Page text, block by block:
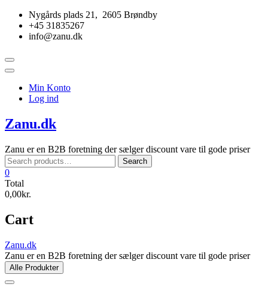
Skip
content
Nygårds plads 21, 2605 Brøndby
+45 31835267
info@zanu.dk
Topbar
Menu
Min Konto
Log ind
Zanu.dk
Zanu er en B2B foretning der sælger discount vare til gode priser
Search
for:
Search
0
Total
0,00kr.
Cart
Zanu.dk
Zanu er en B2B foretning der sælger discount vare til gode priser
Alle Produkter